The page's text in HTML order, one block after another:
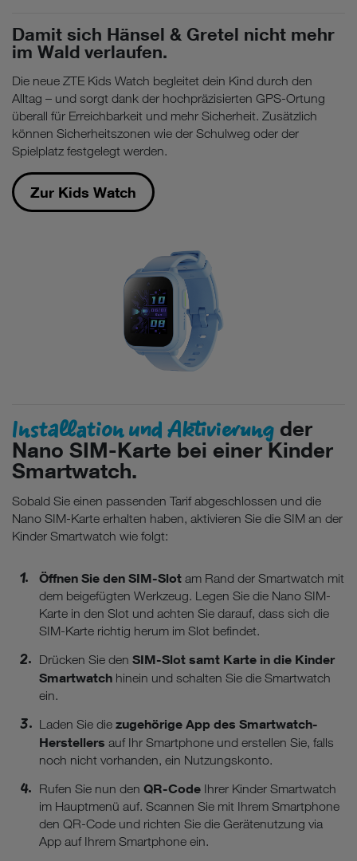
Damit sich Hänsel & Gretel nicht mehr
im Wald verlaufen.
Die neue ZTE Kids Watch begleitet dein Kind durch den
Alltag – und sorgt dank der hochpräzisierten GPS-Ortung
überall für Erreichbarkeit und mehr Sicherheit. Zusätzlich
können Sicherheitszonen wie der Schulweg oder der
Spielplatz festgelegt werden.
Zur Kids Watch
Installation und Aktivierung der
Nano SIM-Karte bei einer Kinder
Smartwatch.
Sobald Sie einen passenden Tarif abgeschlossen und die
Nano SIM-Karte erhalten haben, aktivieren Sie die SIM an der
Kinder Smartwatch wie folgt:
Öffnen Sie den SIM-Slot am Rand der Smartwatch mit
dem beigefügten Werkzeug. Legen Sie die Nano SIM-
Karte in den Slot und achten Sie darauf, dass sich die
SIM-Karte richtig herum im Slot befindet.
Drücken Sie den SIM-Slot samt Karte in die Kinder
Smartwatch hinein und schalten Sie die Smartwatch
ein.
Laden Sie die zugehörige App des Smartwatch-
Herstellers auf Ihr Smartphone und erstellen Sie, falls
noch nicht vorhanden, ein Nutzungskonto.
Rufen Sie nun den QR-Code Ihrer Kinder Smartwatch
im Hauptmenü auf. Scannen Sie mit Ihrem Smartphone
den QR-Code und richten Sie die Gerätenutzung via
App auf Ihrem Smartphone ein.